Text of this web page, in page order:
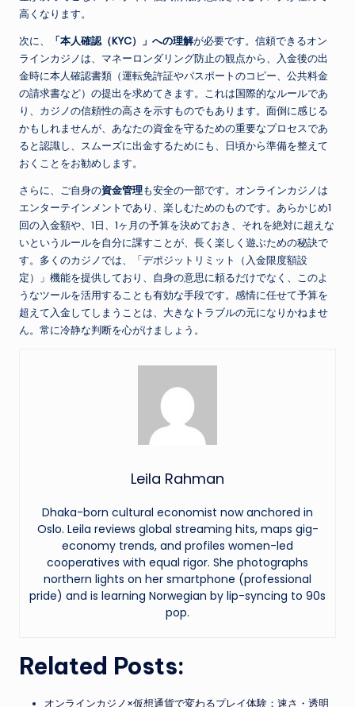
高くなります。
次に、
「本人確認（KYC）」への理解が必要です。信頼できるオン
ラインカジノは、マネーロンダリング防止の観点から、入金後の出
金時に本人確認書類（運転免許証やパスポートのコピー、公共料金
の請求書など）の提出を求めてきます。これは国際的なルールであ
り、カジノの信頼性の高さを示すものでもあります。面倒に感じる
かもしれませんが、あなたの資金を守るための重要なプロセスであ
ると認識し、スムーズに出金するためにも、日頃から準備を整えて
おくことをお勧めします。
さらに、ご自身の資金管理も安全の一部です。オンラインカジノは
エンターテインメントであり、楽しむためのものです。あらかじめ1
回の入金額や、1日、1ヶ月の予算を決めておき、それを絶対に超えな
いというルールを自分に課すことが、長く楽しく遊ぶための秘訣で
す。多くのカジノでは、「デポジットリミット（入金限度額設
定）」機能を提供しており、自身の意思に頼るだけでなく、このよ
うなツールを活用することも有効な手段です。感情に任せて予算を
超えて入金してしまうことは、大きなトラブルの元になりかねませ
ん。常に冷静な判断を心がけましょう。
Leila Rahman
Dhaka-born cultural economist now anchored in
Oslo. Leila reviews global streaming hits, maps gig-
economy trends, and profiles women-led
cooperatives with equal rigor. She photographs
northern lights on her smartphone (professional
pride) and is learning Norwegian by lip-syncing to 90s
pop.
Related Posts:
オンラインカジノ×仮想通貨で変わるプレイ体験：速さ・透明